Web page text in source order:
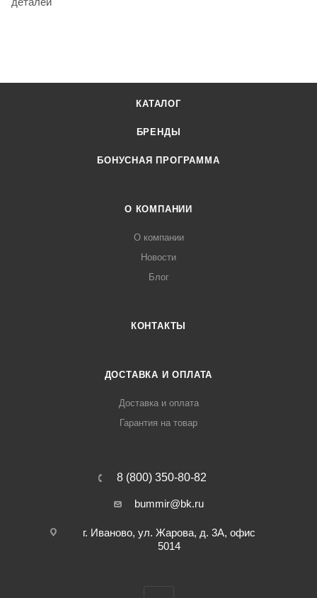
КАТАЛОГ
БРЕНДЫ
БОНУСНАЯ ПРОГРАММА
О КОМПАНИИ
О компании
Новости
Блог
КОНТАКТЫ
ДОСТАВКА И ОПЛАТА
Доставка и оплата
Гарантия на товар
8 (800) 350-80-82
bummir@bk.ru
г. Иваново, ул. Жарова, д. 3А, офис
5014